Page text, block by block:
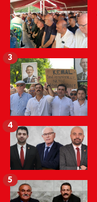
3
4
5